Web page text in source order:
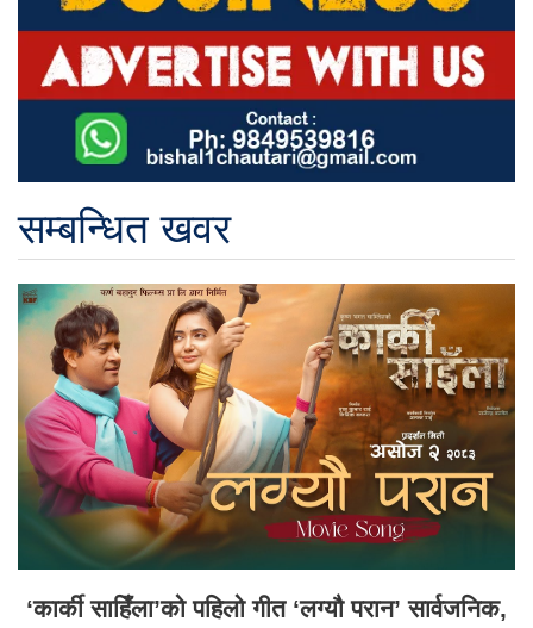
सम्बन्धित खवर
‘कार्की साहिँला’को पहिलो गीत ‘लग्यौ परान’ सार्वजनिक,